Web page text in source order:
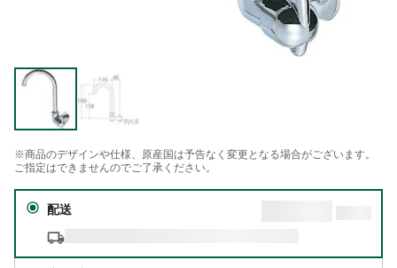
※商品のデザインや仕様、原産国は予告なく変更となる場合がございます。
ご指定はできませんのでご了承ください。
配送